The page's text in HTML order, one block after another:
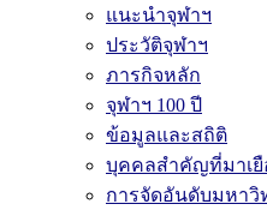
แนะนำจุฬาฯ
ประวัติจุฬาฯ
ภารกิจหลัก
จุฬาฯ 100 ปี
ข้อมูลและสถิติ
บุคคลสำคัญที่มาเ
การจัดอันดับมหาวิ